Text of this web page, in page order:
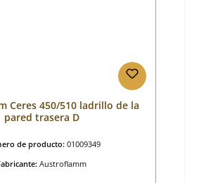
Ceres 450/510 ladrillo de la
pared trasera D
de producto: 01009349
Austroflamm